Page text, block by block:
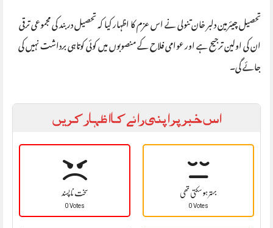
تحصیل چیئرمین دلبر خان تنولی نے اس عزم کا اظہار کیا کہ تحصیل دربند کی مجموعی ترقی
ان کی اولین ترجیح ہے اور عوامی فلاح کے منصوبوں میں کوئی کوتاہی برداشت نہیں کی
جائے گی۔
اس خبر پر اپنی رائے کا اظہار کریں
سخت نا پسند
0 Votes
بہتر ہو سکتی تھی
0 Votes